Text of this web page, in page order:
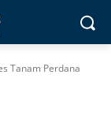
Tanam Perdana